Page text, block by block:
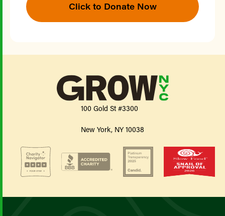
Click to Donate Now
100 Gold St #3300
New York, NY 10038